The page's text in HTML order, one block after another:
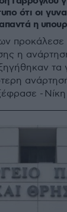
ότι οι
η
προκάλεσε
η
τα
-